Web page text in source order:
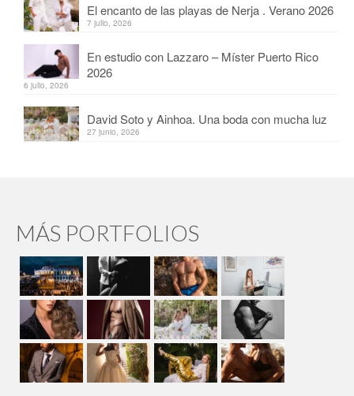
El encanto de las playas de Nerja . Verano 2026
7 julio, 2026
En estudio con Lazzaro – Míster Puerto Rico
2026
6 julio, 2026
David Soto y Ainhoa. Una boda con mucha luz
27 junio, 2026
MÁS PORTFOLIOS